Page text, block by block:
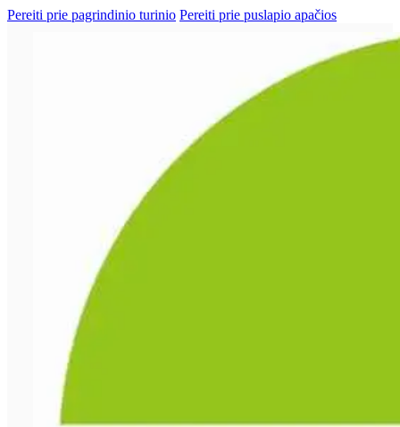
Pereiti prie pagrindinio turinio Pereiti prie puslapio apačios